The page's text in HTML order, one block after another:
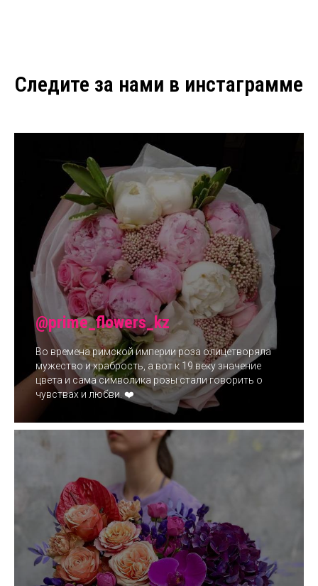
Следите за нами в инстаграмме
@prime_flowers_kz
Во времена римской империи роза олицетворяла
мужество и храбрость, а вот к 19 веку значение
цвета и сама символика розы стали говорить о
чувствах и любви. ❤️